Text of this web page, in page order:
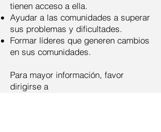
tienen acceso a ella.
Ayudar a las comunidades a superar
sus problemas y dificultades.
Formar líderes que generen cambios
en sus comunidades.
Para mayor información, favor
dirigirse a